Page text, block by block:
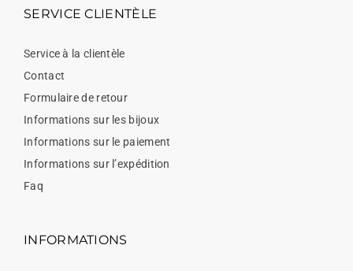
SERVICE CLIENTÈLE
Service à la clientèle
Contact
Formulaire de retour
Informations sur les bijoux
Informations sur le paiement
Informations sur l’expédition
Faq
INFORMATIONS